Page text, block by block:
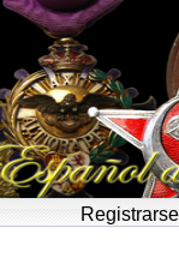
Registrarse